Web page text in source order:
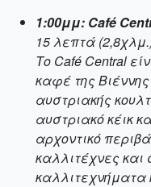
1:00μμ: Café
15 λεπτά
Το Café Central
καφέ της
αυστριακής
αυστριακό κέικ
αρχοντικό
καλλιτέχνες
καλλιτεχνήματα